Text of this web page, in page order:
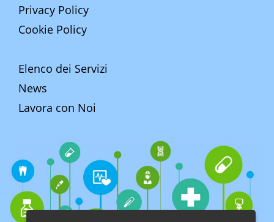
Privacy Policy
Cookie Policy
Elenco dei Servizi
News
Lavora con Noi